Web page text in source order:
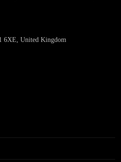
मृत्यु इच्छाको अनुमति
समाज
6XE, United Kingdom